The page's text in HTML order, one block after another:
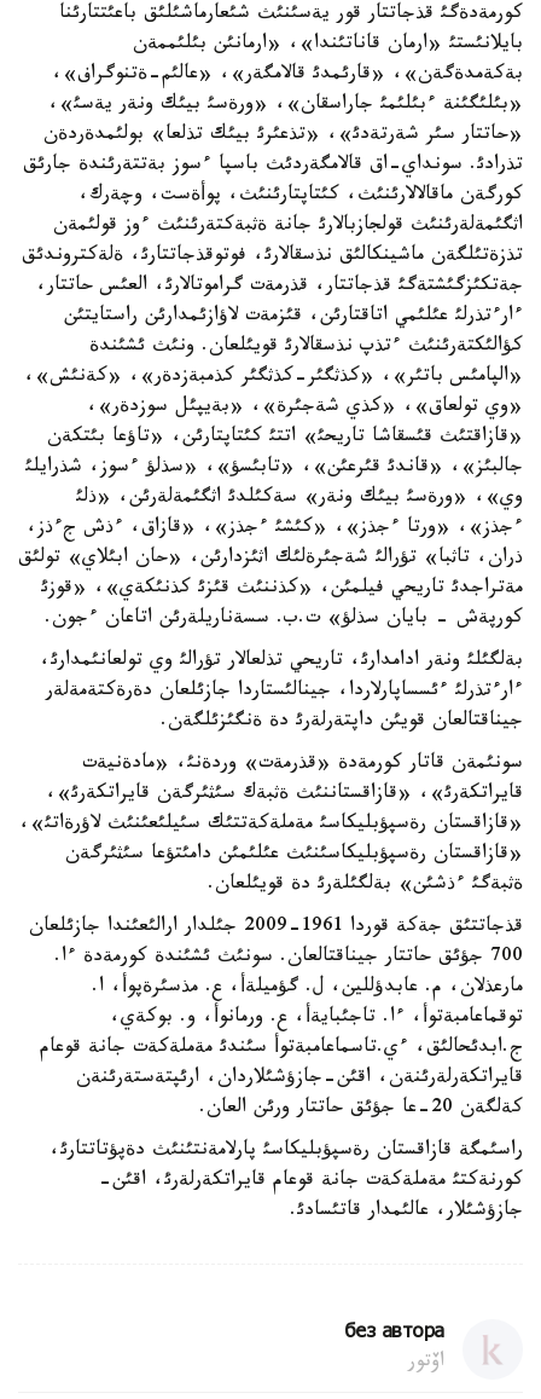
كورمةدةگئ قذجاتتار قور يةسئنئث شئعارماشئلئق باعئتتارئنا
بايلانئستئ «ارمان قاناتئندا»، «ارمانئن بئلئممةن
بةكةمدةگةن»، «قارئمدئ قالامگةر»، «عالئم-ةتنوگراف»،
«بئلئگئنة ءبئلئمئ جاراسقان»، «ورةسئ بيئك ونةر يةسئ»،
«حاتتار سئر شةرتةدئ»، «تذعئرئ بيئك تذلعا» بولئمدةردةن
تذرادئ. سونداي-اق قالامگةردئث باسپا ءسوز بةتتةرئندة جارئق
كورگةن ماقالالارئنئث، كئتاپتارئنئث، پوأةست، وچةرك،
اثگئمةلةرئنئث قولجازبالارئ جانة ةثبةكتةرئنئث ءوز قولئمةن
تذزةتئلگةن ماشينكالئق نذسقالارئ، فوتوقذجاتتارئ، ةلةكتروندئق
جةتكئزگئشتةگئ قذجاتتار، قذرمةت گراموتالارئ، العئس حاتتار،
ءارءتذرلئ عئلئمي اتاقتارئن، قئزمةت لاؤازئمدارئن راستايتئن
كؤالئكتةرئنئث ءتذپ نذسقالارئ قويئلعان. ونئث ئشئندة
«الپامئس باتئر»، «كذثگئر-كذثگئر كذمبةزدةر»، «كةنئش»،
«وي تولعاق»، «كذي شةجئرة»، «بةيپئل سوزدةر»،
«قازاقتئث قئسقاشا تاريحئ» اتتئ كئتاپتارئن، «تاؤعا بئتكةن
جالبئز»، «قاندئ قئرعئن»، «تابئسؤ»، «سذلؤ ءسوز، شذرايلئ
وي»، «ورةسئ بيئك ونةر» سةكئلدئ اثگئمةلةرئن، «ذلئ
ءجذز»، «ورتا ءجذز»، «كئشئ ءجذز»، «قازاق، ءذش جءذز،
ذران، تاثبا» تؤرالئ شةجئرةلئك اثئزدارئن، «حان ابئلاي» تولئق
مةتراجدئ تاريحي فيلمئن، «كذننئث قئزئ كذنئكةي»، «قوزئ
كورپةش - بايان سذلؤ» ت.ب. سسةناريلةرئن اتاعان ءجون.
بةلگئلئ ونةر ادامدارئ، تاريحي تذلعالار تؤرالئ وي تولعانئمدارئ،
ءارءتذرلئ ءئسساپارلاردا، جينالئستاردا جازئلعان دةرةكتةمةلةر
جيناقتالعان قويئن داپتةرلةرئ دة ةنگئزئلگةن.
سونئمةن قاتار كورمةدة «قذرمةت» وردةنئ، «مادةنيةت
قايراتكةرئ»، «قازاقستاننئث ةثبةك سئثئرگةن قايراتكةرئ»،
«قازاقستان رةسپؤبليكاسئ مةملةكةتتئك سئيلئعئنئث لاؤرةاتئ»،
«قازاقستان رةسپؤبليكاسئنئث عئلئمئن دامئتؤعا سئثئرگةن
ةثبةگئ ءذشئن» بةلگئلةرئ دة قويئلعان.
قذجاتتئق جةكة قوردا 1961-2009 جئلدار ارالئعئندا جازئلعان
700 جؤئق حاتتار جيناقتالعان. سونئث ئشئندة كورمةدة ءا.
مارعذلان، م. عابدؤللين، ل. گؤميلةأ، ع. مذسئرةپوأ، ا.
توقماعامبةتوأ، ءا. تاجئبايةأ، ع. ورمانوأ، و. بوكةي،
ج.ابدئحالئق، ءي.تاسماعامبةتوأ سئندئ مةملةكةت جانة قوعام
قايراتكةرلةرئنةن، اقئن-جازؤشئلاردان، ارئپتةستةرئنةن
كةلگةن 20-عا جؤئق حاتتار ورئن العان.
راسئمگة قازاقستان رةسپؤبليكاسئ پارلامةنتئنئث دةپؤتاتتارئ،
كورنةكتئ مةملةكةت جانة قوعام قايراتكةرلةرئ، اقئن-
جازؤشئلار، عالئمدار قاتئسادئ.
без автора
اۆتور